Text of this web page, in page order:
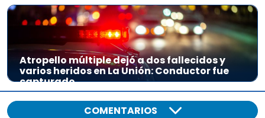
Atropello múltiple dejó a dos fallecidos y
varios heridos en La Unión: Conductor fue
capturado
COMENTARIOS